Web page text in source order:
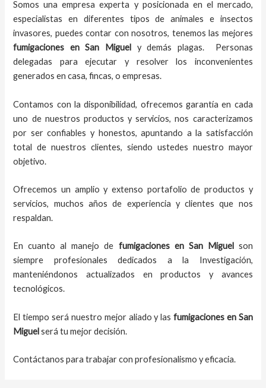
Somos una empresa experta y posicionada en el mercado,
especialistas en diferentes tipos de animales e insectos
invasores, puedes contar con nosotros, tenemos las mejores
fumigaciones enSan Miguel y demás plagas. Personas
delegadas para ejecutar y resolver los inconvenientes
generados en casa, fincas, o empresas.
Contamos con la disponibilidad, ofrecemos garantía en cada
uno de nuestros productos y servicios, nos caracterizamos
por ser confiables y honestos, apuntando a la satisfacción
total de nuestros clientes, siendo ustedes nuestro mayor
objetivo.
Ofrecemos un amplio y extenso portafolio de productos y
servicios, muchos años de experiencia y clientes que nos
respaldan.
En cuanto almanejo de fumigaciones en San Miguel son
siempre profesionales dedicados a la Investigación,
manteniéndonos actualizados en productos y avances
tecnológicos.
El tiempo será nuestro mejor aliado ylas fumigaciones en San
Miguelserá tu mejor decisión.
Contáctanos para trabajar con profesionalismo y eficacia.